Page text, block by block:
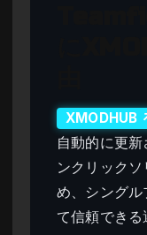
XMODHUB
自動的に更
ンクリック
め、シングル
て信頼でき